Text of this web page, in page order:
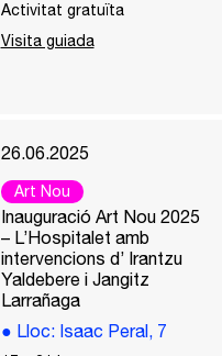
Activitat gratuïta
Visita guiada
26.06.2025
Art Nou
Inauguració Art Nou 2025
– L’Hospitalet amb
intervencions d’ Irantzu
Yaldebere i Jangitz
Larrañaga
● Lloc: Isaac Peral, 7